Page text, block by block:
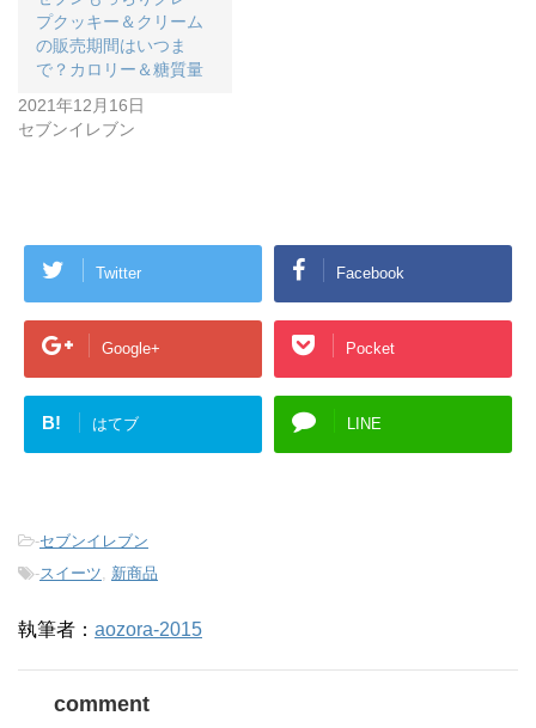
プクッキー＆クリーム
の販売期間はいつま
で？カロリー＆糖質量
2021年12月16日
セブンイレブン
Twitter Facebook
Google+ Pocket
B! はてブ LINE
-セブンイレブン
-スイーツ 新商品
執筆者： aozora-2015
comment